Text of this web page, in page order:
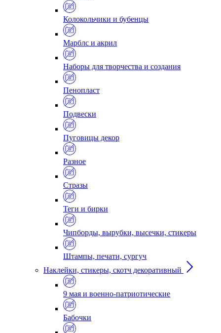
Колокольчики и бубенцы
Марблс и акрил
Наборы для творчества и создания
Пенопласт
Подвески
Пуговицы декор
Разное
Стразы
Теги и бирки
Чипборды, вырубки, высечки, стикеры
Штампы, печати, сургуч
Наклейки, стикеры, скотч декоративный
9 мая и военно-патриотические
Бабочки